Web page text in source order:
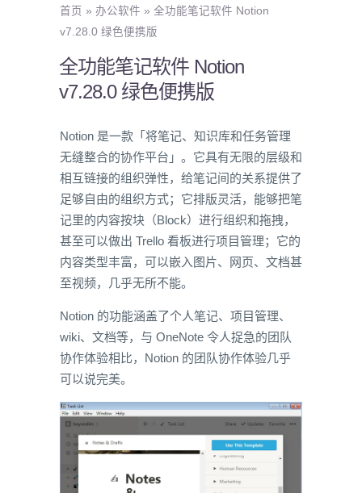
首页 » 办公软件 » 全功能笔记软件 Notion
v7.28.0 绿色便携版
全功能笔记软件 Notion
v7.28.0 绿色便携版
Notion 是一款「将笔记、知识库和任务管理
无缝整合的协作平台」。它具有无限的层级和
相互链接的组织弹性，给笔记间的关系提供了
足够自由的组织方式；它排版灵活，能够把笔
记里的内容按块（Block）进行组织和拖拽，
甚至可以做出 Trello 看板进行项目管理；它的
内容类型丰富，可以嵌入图片、网页、文档甚
至视频，几乎无所不能。
Notion 的功能涵盖了个人笔记、项目管理、
wiki、文档等，与 OneNote 令人捉急的团队
协作体验相比，Notion 的团队协作体验几乎
可以说完美。